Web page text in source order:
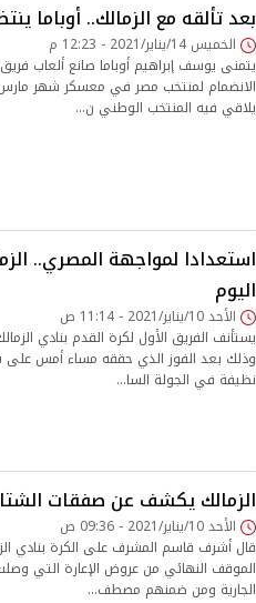
بعد تألقه مع الزمالك.. أوباما
الخميس 14/يناير/2021 - 12:23 م
يتمنى يوسف إبراهيم أوباما صانع ألعاب فريق
الانضمام لمنتخب مصر في معسكر شهر مارس
يلاقي فيه المنتخب الوطني ن…
استعدادا لمواجهة المصري..
اليوم
الأحد 10/يناير/2021 - 11:14 ص
يستأنف الفريق الأول لكرة القدم بنادي
وذلك بعد الفوز الذي حققه مساء أمس على
نظيفة في الجولة السا…
الزمالك يكشف عن صفقات
الأحد 10/يناير/2021 - 09:36 ص
قال أشرف قاسم المشرف على الكرة بنادي
الموقف النهائي من عروض الإعارة التي وصلت
الجارية ومن ضمنهم مصطف…